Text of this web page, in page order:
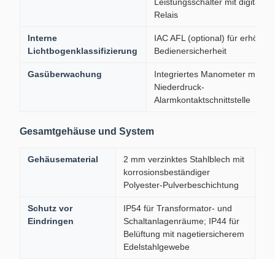
Relais
Interne
Lichtbogenklassifizierung
IAC AFL (optional) für erhöhte
Bedienersicherheit
Gasüberwachung
Integriertes Manometer mit
Niederdruck-
Alarmkontaktschnittstelle
Gesamtgehäuse und System
Gehäusematerial
2 mm verzinktes Stahlblech mit
korrosionsbeständiger
Polyester-Pulverbeschichtung
Schutz vor
Eindringen
IP54 für Transformator- und
Schaltanlagenräume; IP44 für
Belüftung mit nagetiersicherem
Edelstahlgewebe